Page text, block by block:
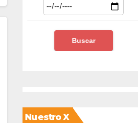
Nuestro X